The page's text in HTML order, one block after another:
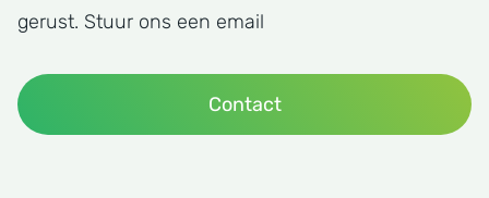
gerust. Stuur ons een email
Contact